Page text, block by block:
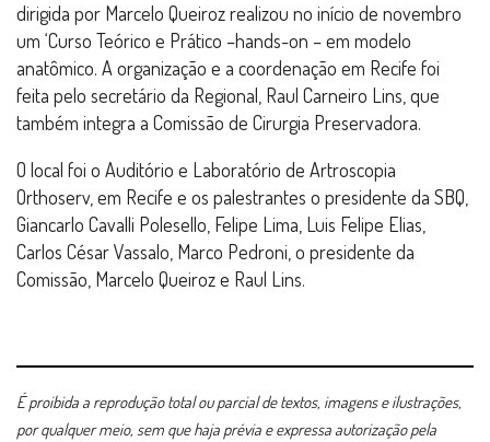
dirigida por Marcelo Queiroz realizou no início de novembro
um ‘Curso Teórico e Prático –hands-on – em modelo
anatômico. A organização e a coordenação em Recife foi
feita pelo secretário da Regional, Raul Carneiro Lins, que
também integra a Comissão de Cirurgia Preservadora.
O local foi o Auditório e Laboratório de Artroscopia
Orthoserv, em Recife e os palestrantes o presidente da SBQ,
Giancarlo Cavalli Polesello, Felipe Lima, Luis Felipe Elias,
Carlos César Vassalo, Marco Pedroni, o presidente da
Comissão, Marcelo Queiroz e Raul Lins.
É proibida a reprodução total ou parcial de textos, imagens e ilustrações,
por qualquer meio, sem que haja prévia e expressa autorização pela